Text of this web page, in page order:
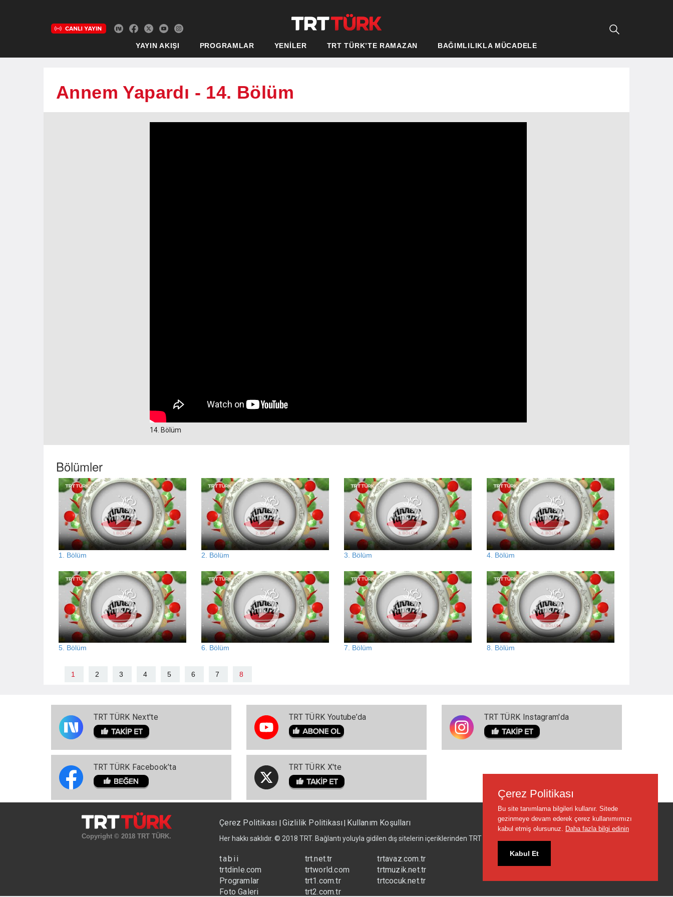
YAYIN AKIŞI PROGRAMLAR YENİLER TRT TÜRK’TE RAMAZAN BAĞIMLILIKLA MÜCADELE
Annem Yapardı - 14. Bölüm
14. Bölüm
Bölümler
1. Bölüm 2. Bölüm 3. Bölüm 4. Bölüm
5. Bölüm 6. Bölüm 7. Bölüm 8. Bölüm
1 2 3 4 5 6 7 8
TRT TÜRK Next'te
TRT TÜRK Facebook’ta
TRT TÜRK Youtube’da
TRT TÜRK X'te
TRT TÜRK Instagram'da
Copyright © 2018 TRT TÜRK.
Çerez Politikası Gizlilik Politikası Kullanım Koşulları
Her hakkı saklıdır. © 2018 TRT. Bağlantı yoluyla gidilen dış sitelerin içeriklerinden TRT sorumlu değildir.
tabii
trtdinle.com
Programlar
Foto Galeri
trt.net.tr
trtworld.com
trt1.com.tr
trt2.com.tr
trtavaz.com.tr
trtmuzik.net.tr
trtcocuk.net.tr
Çerez Politikası
Bu site tanımlama bilgileri kullanır. Sitede
gezinmeye devam ederek çerez kullanımımızı
kabul etmiş olursunuz. Daha fazla bilgi edinin
Kabul Et